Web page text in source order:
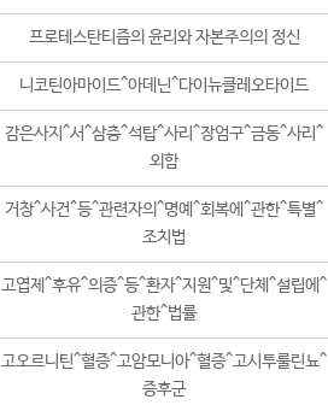
프로테스탄티즘의 윤리와 자본주의의 정신
니코틴아마이드^아데닌^다이뉴클레오타이드
감은사지^서^삼층^석탑^사리^장엄구^금동^사리^
외함
거창^사건^등^관련자의^명예^회복에^관한^특별^
조치법
고엽제^후유^의증^등^환자^지원^및^단체^설립에^
관한^법률
고오르니틴^혈증^고암모니아^혈증^고시투룰린뇨^
증후군